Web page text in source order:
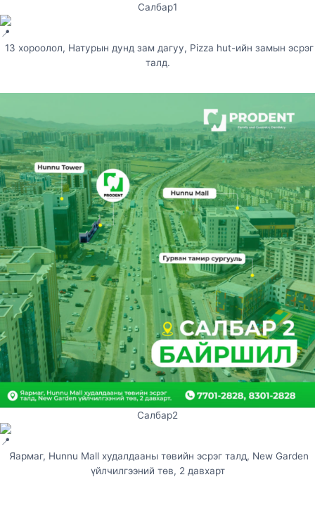
Салбар1
13 хороолол, Натурын дунд зам дагуу, Pizza hut-ийн замын эсрэг
талд.
Салбар2
Яармаг, Hunnu Mall худалдааны төвийн эсрэг талд, New Garden
үйлчилгээний төв, 2 давхарт